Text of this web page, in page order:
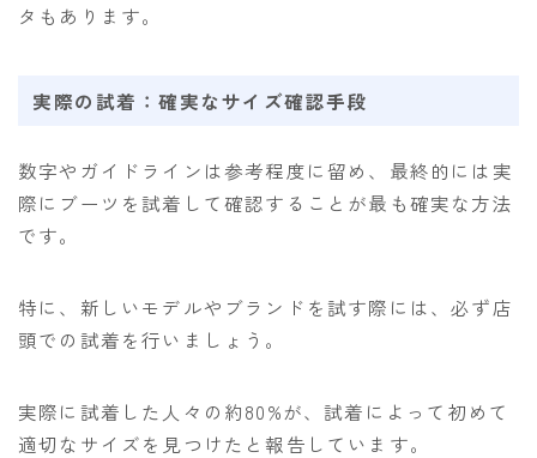
タもあります。
実際の試着：確実なサイズ確認手段
数字やガイドラインは参考程度に留め、最終的には実
際にブーツを試着して確認することが最も確実な方法
です。
特に、新しいモデルやブランドを試す際には、必ず店
頭での試着を行いましょう。
実際に試着した人々の約80%が、試着によって初めて
適切なサイズを見つけたと報告しています。